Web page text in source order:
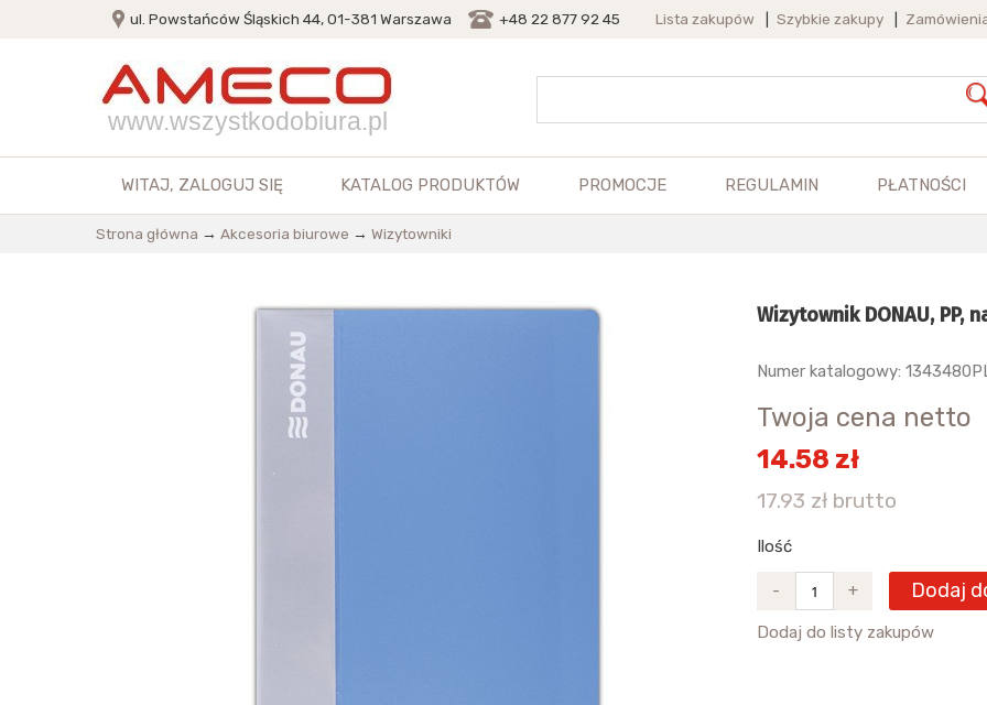
ul. Powstańców Śląskich 44, 01-381 Warszawa +48 22 877 92 45 Lista zakupów Szybkie zakupy
www.wszystkodobiura.pl
WITAJ, ZALOGUJ SIĘ KATALOG PRODUKTÓW PROMOCJE REGULAMIN PŁATNOŚCI
Strona główna → Akcesoria biurowe → Wizytowniki
Wizytownik DONAU, PP,
Numer katalogowy:
Twoja cena netto
14.58 zł
17.93 zł brutto
Ilość
- + Dodaj
Dodaj do listy zakupów